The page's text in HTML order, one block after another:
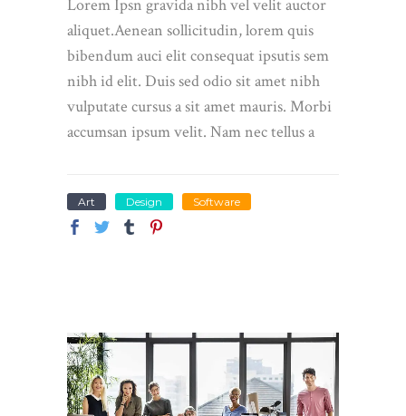
Lorem Ipsn gravida nibh vel velit auctor
aliquet.Aenean sollicitudin, lorem quis
bibendum auci elit consequat ipsutis sem
nibh id elit. Duis sed odio sit amet nibh
vulputate cursus a sit amet mauris. Morbi
accumsan ipsum velit. Nam nec tellus a
Art Design Software